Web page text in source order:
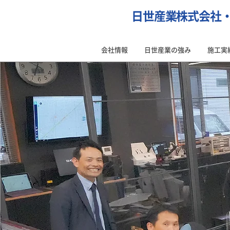
日世産業株式会社
会社情報 日世産業の強み 施工実